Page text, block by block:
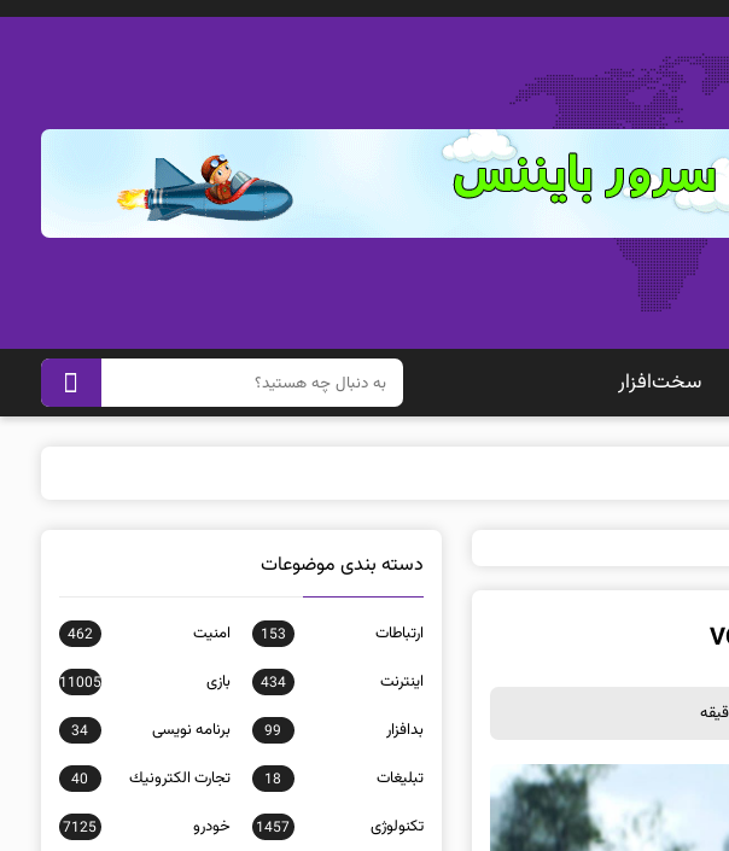
سخت‌افزار
دسته بندی موضوعات
ارتباطات 153 امنيت 462
اينترنت 434 بازی 11005
بدافزار 99 برنامه نويسی 34
تبلیغات 18 تجارت الكترونيك 40
تکنولوژی 1457 خودرو 7125